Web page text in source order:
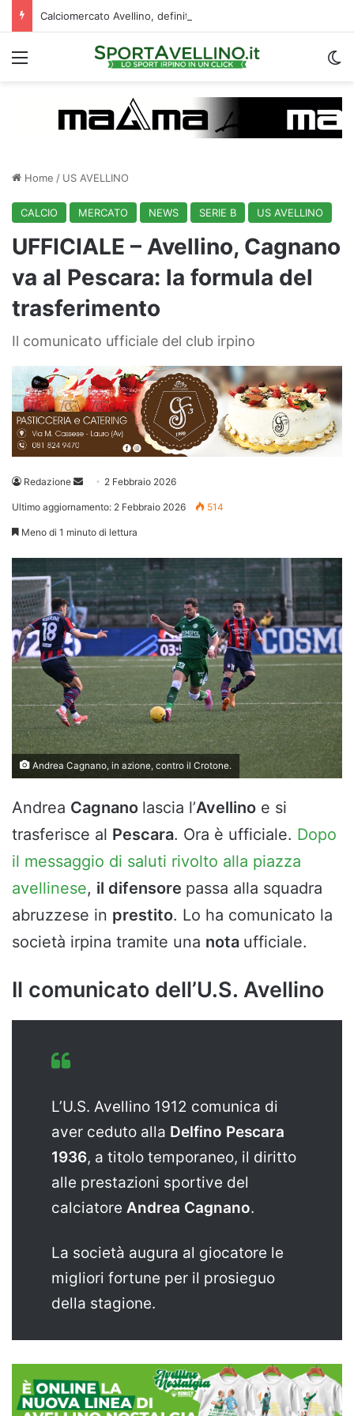
Menu
Home / US AVELLINO
CALCIO MERCATO NEWS SERIE B US AVELLINO
UFFICIALE – Avellino, Cagnano
va al Pescara: la formula del
trasferimento
Il comunicato ufficiale del club irpino
Redazione
Invia 2 Febbraio 2026
Ultimo aggiornamento: 2 Febbraio 2026 514
Meno di 1 minuto di lettura
Andrea Cagnano, in azione, contro il Crotone.
Andrea Cagnano lascia l’Avellino e si
trasferisce al Pescara. Ora è ufficiale. Dopo
il messaggio di saluti rivolto alla piazza
avellinese, il difensore passa alla squadra
abruzzese in prestito. Lo ha comunicato la
società irpina tramite una nota ufficiale.
Il comunicato dell’U.S. Avellino
L’U.S. Avellino 1912 comunica di
aver ceduto alla Delfino Pescara
1936, a titolo temporaneo, il diritto
alle prestazioni sportive del
calciatore Andrea Cagnano.
La società augura al giocatore le
migliori fortune per il prosieguo
della stagione.